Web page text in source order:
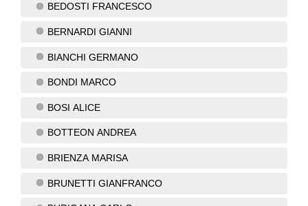
BEDOSTI FRANCESCO
BERNARDI GIANNI
BIANCHI GERMANO
BONDI MARCO
BOSI ALICE
BOTTEON ANDREA
BRIENZA MARISA
BRUNETTI GIANFRANCO